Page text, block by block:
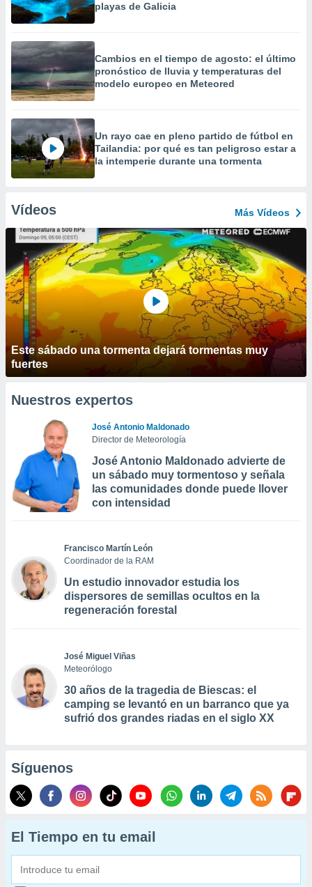
playas de Galicia
Cambios en el tiempo de agosto: el último
pronóstico de lluvia y temperaturas del
modelo europeo en Meteored
Un rayo cae en pleno partido de fútbol en
Tailandia: por qué es tan peligroso estar a
la intemperie durante una tormenta
Vídeos Más Vídeos
Este sábado una tormenta dejará tormentas muy
fuertes
Nuestros expertos
José Antonio Maldonado
Director de Meteorología
José Antonio Maldonado advierte de
un sábado muy tormentoso y señala
las comunidades donde puede llover
con intensidad
Francisco Martín León
Coordinador de la RAM
Un estudio innovador estudia los
dispersores de semillas ocultos en la
regeneración forestal
José Miguel Viñas
Meteorólogo
30 años de la tragedia de Biescas: el
camping se levantó en un barranco que ya
sufrió dos grandes riadas en el siglo XX
Síguenos
El Tiempo en tu email